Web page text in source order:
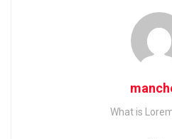
What is